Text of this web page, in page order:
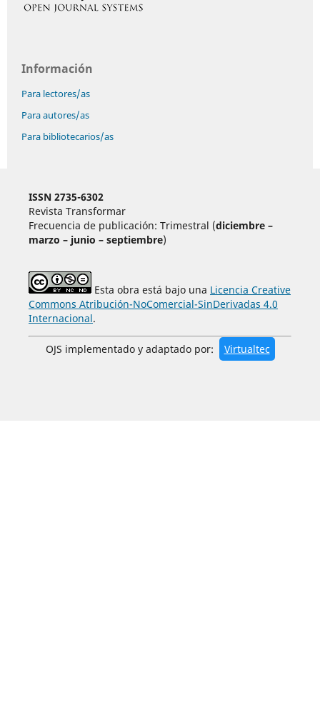
Información
Para lectores/as
Para autores/as
Para bibliotecarios/as
ISSN 2735-6302
Revista Transformar
Frecuencia de publicación: Trimestral (diciembre –
marzo – junio – septiembre)
Esta obra está bajo una Licencia Creative
Commons Atribución-NoComercial-SinDerivadas 4.0
Internacional.
OJS implementado y adaptado por: Virtualtec